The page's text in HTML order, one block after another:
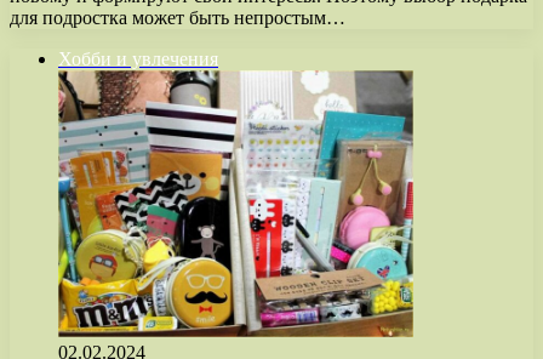
для подростка может быть непростым…
Хобби и увлечения
02.02.2024